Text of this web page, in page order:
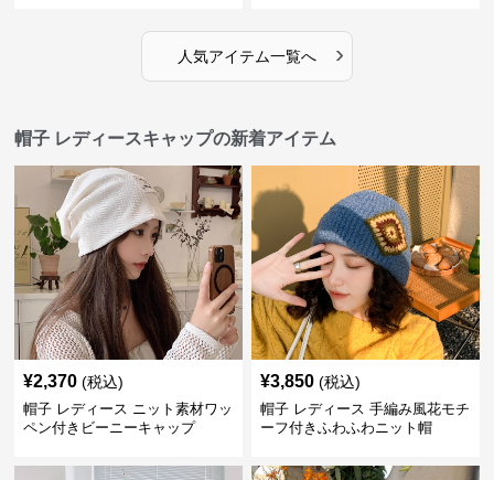
人気アイテム一覧へ ›
帽子 レディースキャップの新着アイテム
¥2,370 (税込)
帽子 レディース ニット素材ワッ
ペン付きビーニーキャップ
¥3,850 (税込)
帽子 レディース 手編み風花モチ
ーフ付きふわふわニット帽